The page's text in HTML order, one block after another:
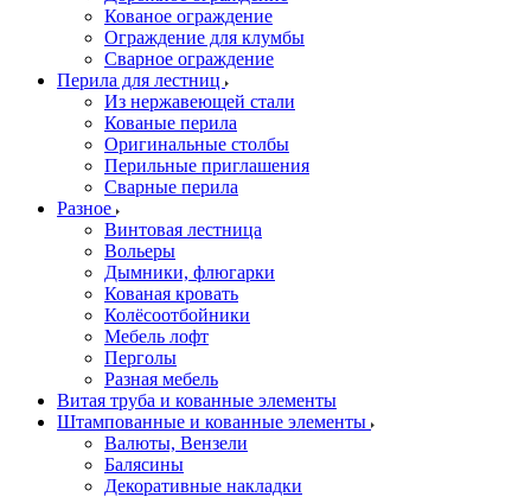
Кованое ограждение
Ограждение для клумбы
Сварное ограждение
Перила для лестниц
Из нержавеющей стали
Кованые перила
Оригинальные столбы
Перильные приглашения
Сварные перила
Разное
Винтовая лестница
Вольеры
Дымники, флюгарки
Кованая кровать
Колёсоотбойники
Мебель лофт
Перголы
Разная мебель
Витая труба и кованные элементы
Штампованные и кованные элементы
Валюты, Вензели
Балясины
Декоративные накладки